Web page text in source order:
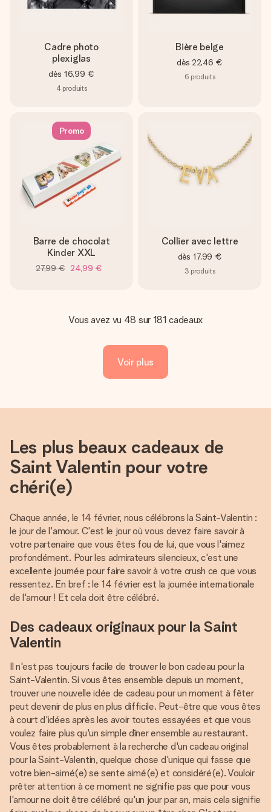
Cadre photo
plexiglas
dès 16,99 €
4 produits
Bière belge
dès 22,46 €
6 produits
Promo
Barre de chocolat
Kinder XXL
27,99 € 24,99 €
Collier avec lettre
dès 17,99 €
3 produits
Vous avez vu 48 sur 181 cadeaux
Voir plus
Les plus beaux cadeaux de
Saint Valentin pour votre
chéri(e)
Chaque année, le 14 février, nous célébrons la Saint-Valentin :
le jour de l'amour. C'est le jour où vous devez faire savoir à
votre partenaire que vous êtes fou de lui, que vous l'aimez
profondément. Pour les admirateurs silencieux, c'est une
excellente journée pour faire savoir à votre crush ce que vous
ressentez. En bref : le 14 février est la journée internationale
de l'amour ! Et cela doit être célébré.
Des cadeaux originaux pour la Saint
Valentin
Il n'est pas toujours facile de trouver le bon cadeau pour la
Saint-Valentin. Si vous êtes ensemble depuis un moment,
trouver une nouvelle idée de cadeau pour un moment à fêter
peut devenir de plus en plus difficile. Peut-être que vous êtes
à court d'idées après les avoir toutes essayées et que vous
voulez faire plus qu'un simple dîner ensemble au restaurant.
Vous êtes probablement à la recherche d'un cadeau original
pour la Saint-Valentin, quelque chose d'unique qui fasse que
votre bien-aimé(e) se sente aimé(e) et considéré(e). Vouloir
prêter attention à ce moment ne signifie pas que pour vous
l'amour ne doit être célébré qu'un jour par an, mais cela signifie